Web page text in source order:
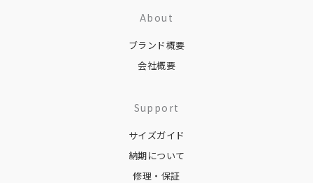
About
ブランド概要
会社概要
Support
サイズガイド
納期について
修理・保証